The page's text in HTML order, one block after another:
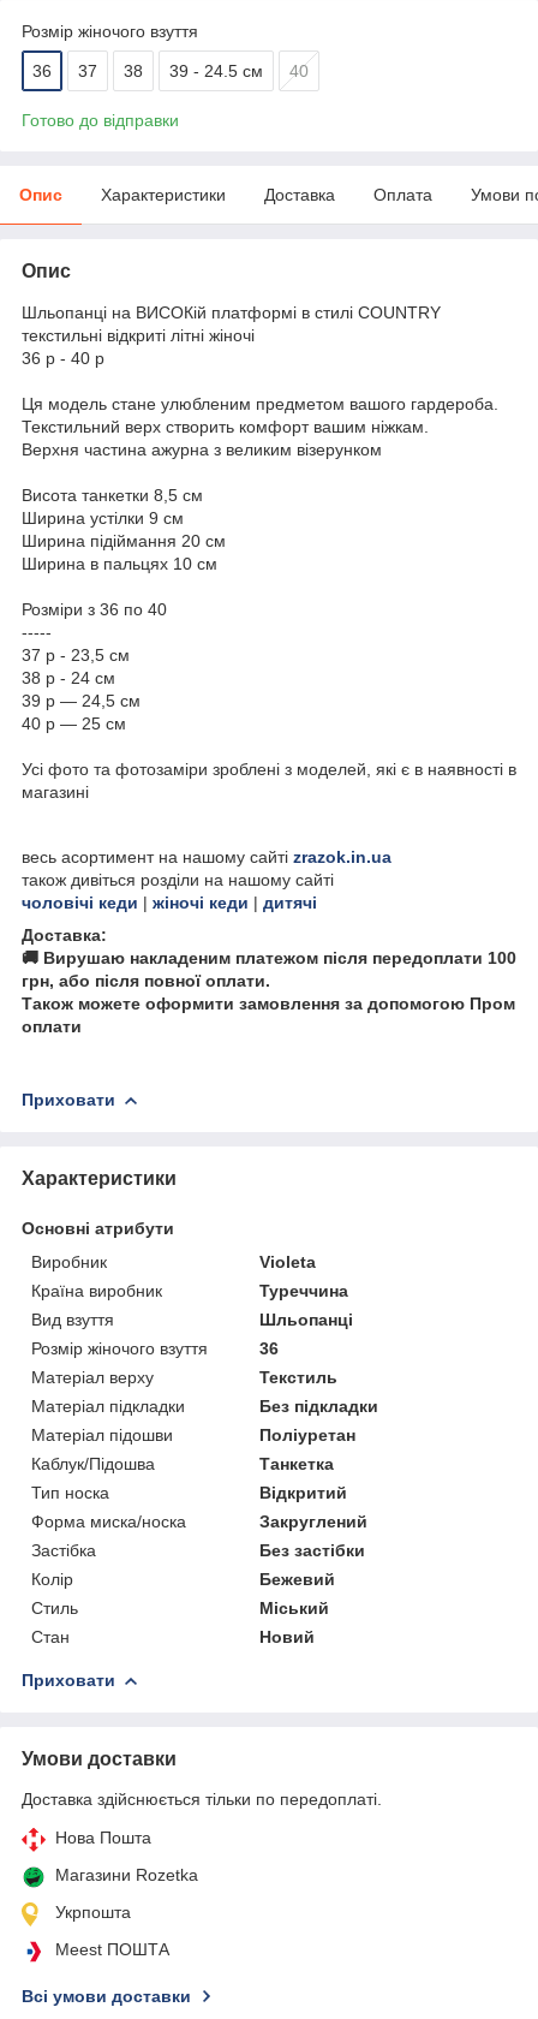
Розмір жіночого взуття
36 37 38 39 - 24.5 см 40
Готово до відправки
Опис Характеристики Доставка Оплата Умови
Опис
Шльопанці на ВИСОКій платформі в стилі COUNTRY
текстильні відкриті літні жіночі
36 р - 40 р
Ця модель стане улюбленим предметом вашого гардероба.
Текстильний верх створить комфорт вашим ніжкам.
Верхня частина ажурна з великим візерунком
Висота танкетки 8,5 см
Ширина устілки 9 см
Ширина підіймання 20 см
Ширина в пальцях 10 см
Розміри з 36 по 40
-----
37 р - 23,5 см
38 р - 24 см
39 р — 24,5 см
40 р — 25 см
Усі фото та фотозаміри зроблені з моделей, які є в наявності в
магазині
весь асортимент на нашому сайті zrazok.in.ua
також дивіться розділи на нашому сайті
чоловічі кеди | жіночі кеди | дитячі
Доставка:
🚚 Вирушаю накладеним платежом після передоплати 100
грн, або після повної оплати.
Також можете оформити замовлення за допомогою Пром
оплати
Приховати
Характеристики
Основні атрибути
Виробник
Violeta
Країна виробник
Туреччина
Вид взуття
Шльопанці
Розмір жіночого взуття
36
Матеріал верху
Текстиль
Матеріал підкладки
Без підкладки
Матеріал підошви
Поліуретан
Каблук/Підошва
Танкетка
Тип носка
Відкритий
Форма миска/носка
Закруглений
Застібка
Без застібки
Колір
Бежевий
Стиль
Міський
Стан
Новий
Приховати
Умови доставки
Доставка здійснюється тільки по передоплаті.
Нова Пошта
Магазини Rozetka
Укрпошта
Meest ПОШТА
Всі умови доставки